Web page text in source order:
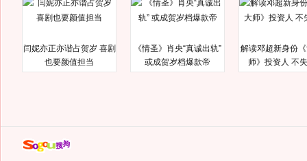
闫妮亦正亦谐占贺岁 喜剧
也要颜值担当
《情圣》肖央“真诚出轨”
或成贺岁档爆款帝
解读邓超新身份
师》投资人 不